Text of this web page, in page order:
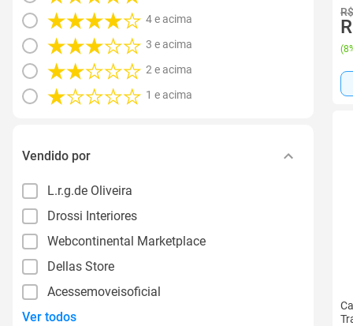
4 e acima
3 e acima
2 e acima
1 e acima
Vendido por
L.r.g.de Oliveira
Drossi Interiores
Webcontinental Marketplace
Dellas Store
Acessemoveisoficial
Ver todos
(